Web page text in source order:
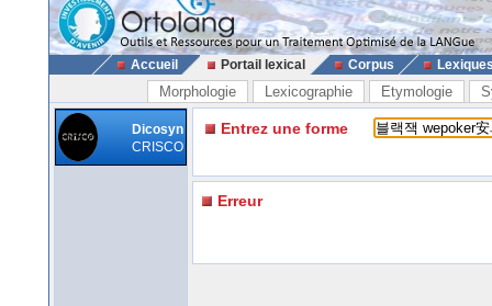
Accueil Portail lexical Corpus
Morphologie Lexicographie Etymologie
Dicosyn
CRISCO
Entrez une forme
Erreur